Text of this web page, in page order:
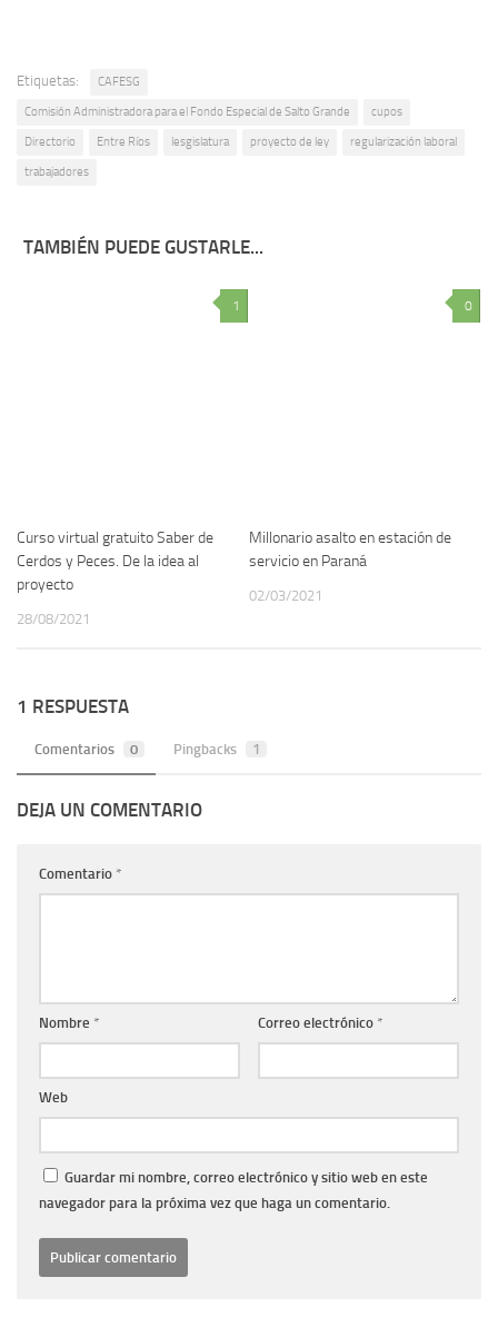
Etiquetas: CAFESG
Comisión Administradora para el Fondo Especial de Salto Grande cupos
Directorio Entre Ríos lesgislatura proyecto de ley regularización laboral
trabajadores
TAMBIÉN PUEDE GUSTARLE...
1
Curso virtual gratuito Saber de
Cerdos y Peces. De la idea al
proyecto
28/08/2021
0
Millonario asalto en estación de
servicio en Paraná
02/03/2021
1 RESPUESTA
Comentarios 0 Pingbacks 1
DEJA UN COMENTARIO
Comentario *
Nombre * Correo electrónico *
Web
Guardar mi nombre, correo electrónico y sitio web en este
navegador para la próxima vez que haga un comentario.